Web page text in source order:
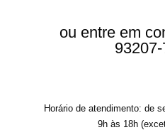
ou entre em
Horário de atendimento: de
9h às 18h